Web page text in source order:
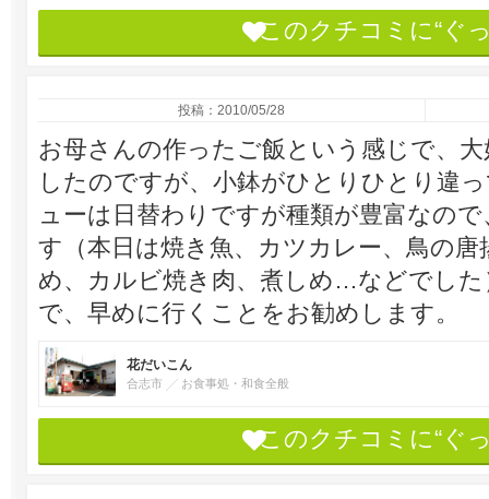
このクチコミに“ぐ
投稿：2010/05/28
お母さんの作ったご飯という感じで、
したのですが、小鉢がひとりひとり違
ューは日替わりですが種類が豊富なの
す（本日は焼き魚、カツカレー、鳥の
め、カルビ焼き肉、煮しめ…などでし
で、早めに行くことをお勧めします。
花だいこん
合志市 お食事処・和食全般
このクチコミに“ぐ